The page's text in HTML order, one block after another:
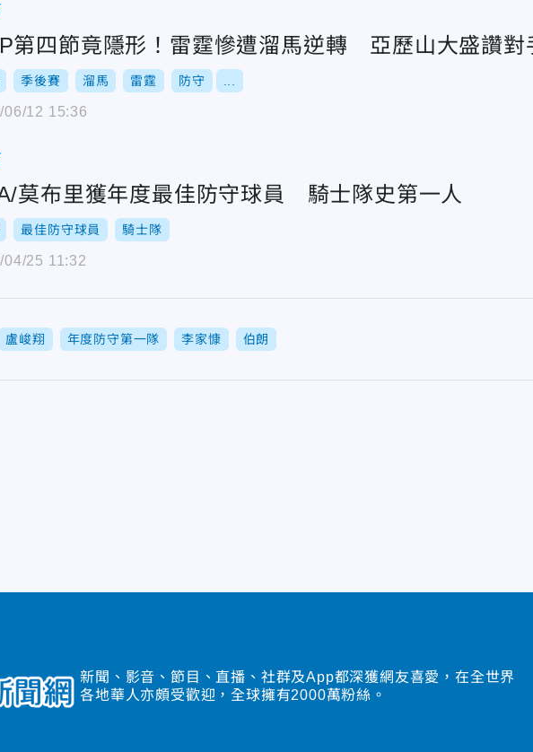
第四節竟隱形！雷霆慘遭溜馬逆轉 亞歷山大盛讚對
季後賽 溜馬 雷霆 防守
06/12 15:36
莫布里獲年度最佳防守球員 騎士隊史第一人
最佳防守球員 騎士隊
04/25 11:32
盧峻翔 年度防守第一隊 李家慷 伯朗
新聞、影音、節目、直播、社群及App都深獲網友喜愛，在全世界
各地華人亦頗受歡迎，全球擁有2000萬粉絲。